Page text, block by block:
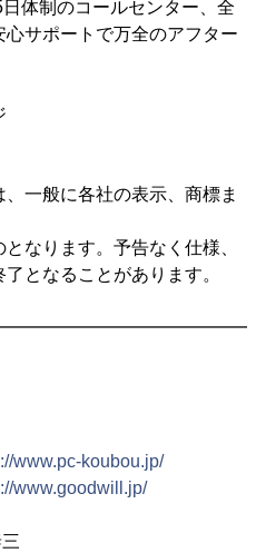
体制のコールセンター、全
サポートで万全のアフター
一般に各社の表示、商標ま
なります。予告なく仕様、
となることがあります。
www.pc-koubou.jp/
www.goodwill.jp/